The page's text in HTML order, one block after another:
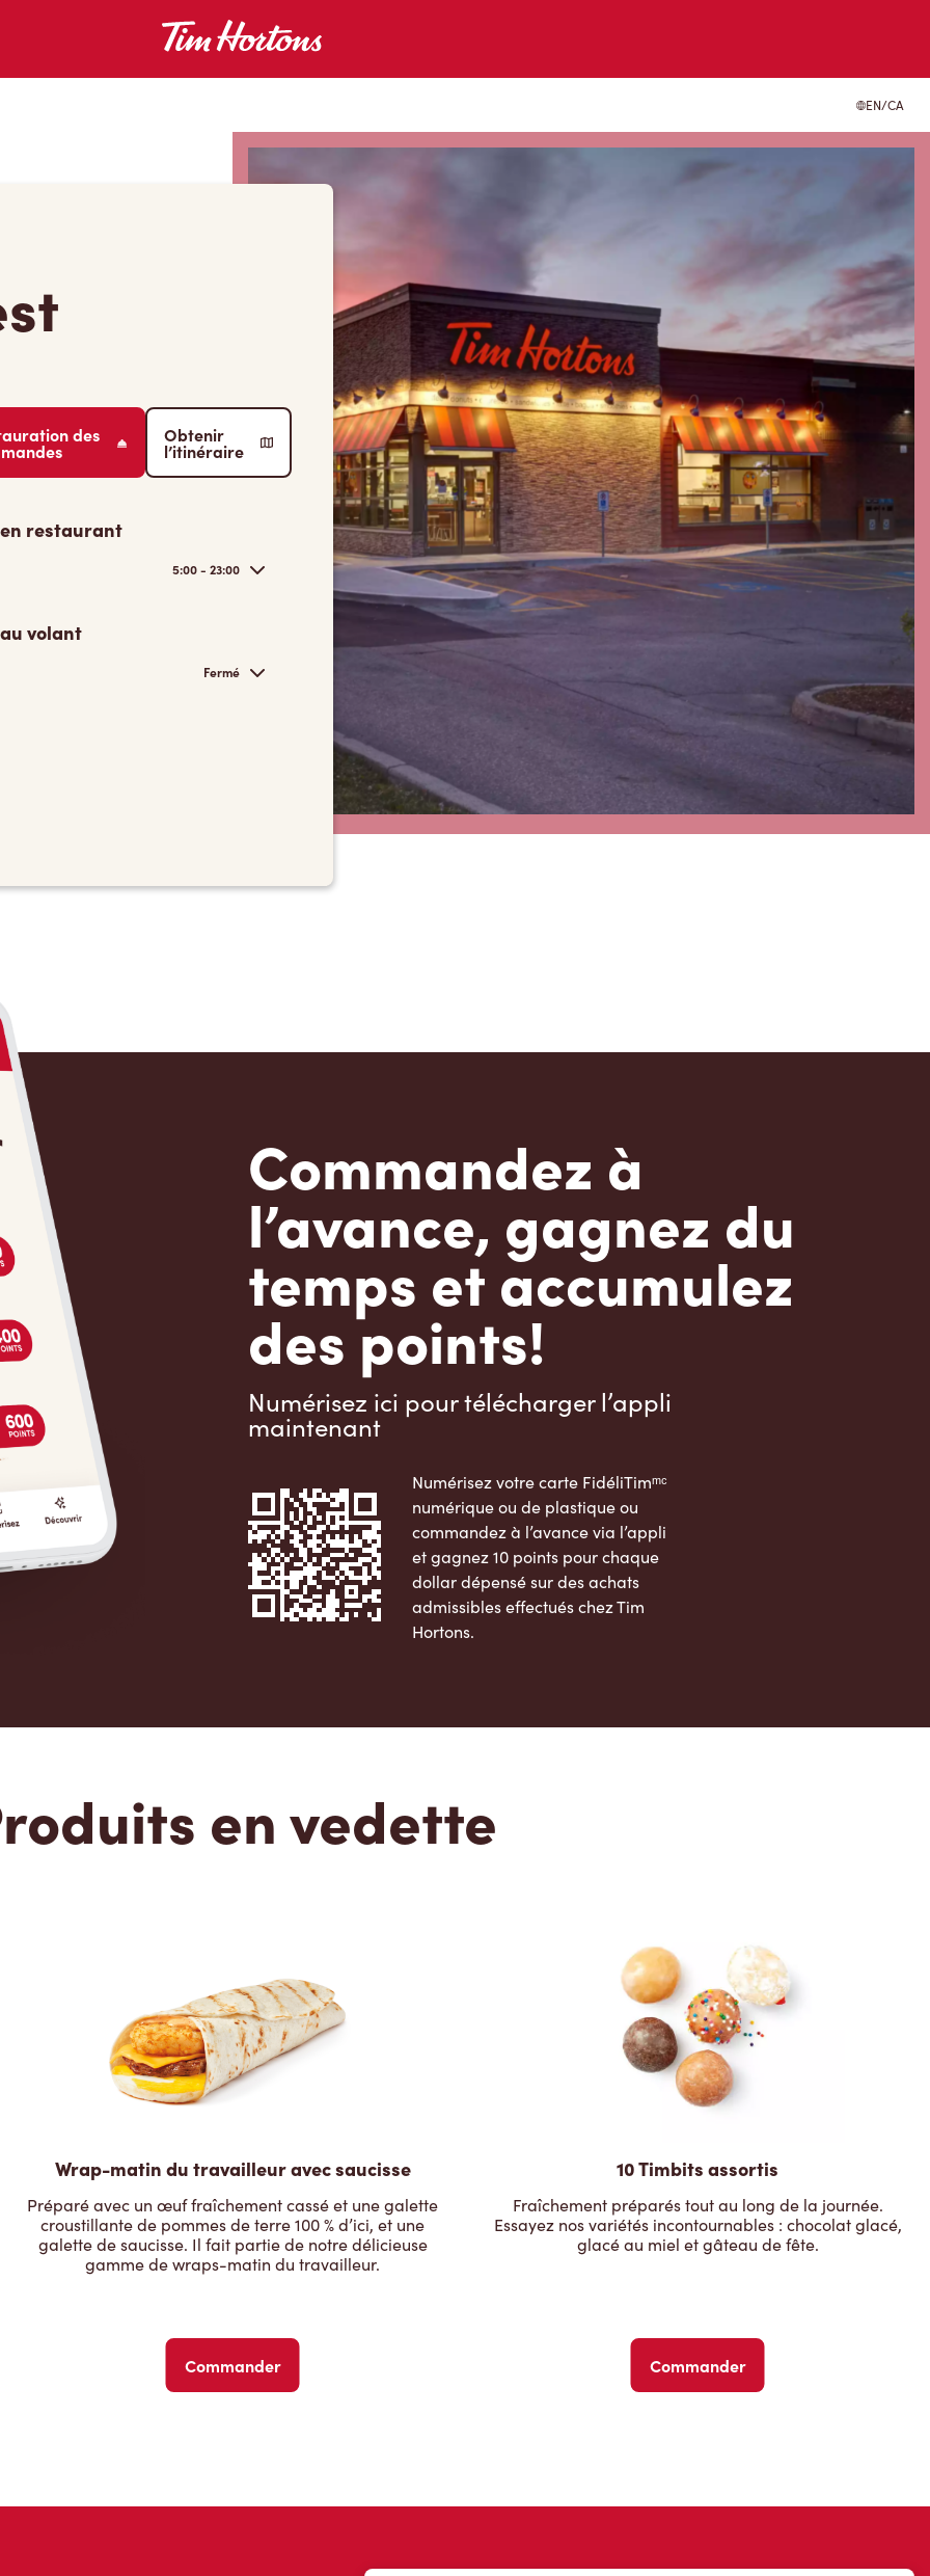
EN/CA
des Obtenir
l’itinéraire
restaurant
5:00 - 23:00
volant
Fermé
Commandez à
l’avance, gagnez du
temps et accumulez
des points!
Numérisez ici pour télécharger l’appli
maintenant
Numérisez votre carte FidéliTimᵐᶜ
numérique ou de plastique ou
commandez à l’avance via l’appli
et gagnez 10 points pour chaque
dollar dépensé sur des achats
admissibles effectués chez Tim
Hortons.
en vedette
Wrap-matin du travailleur avec saucisse
Préparé avec un œuf fraîchement cassé et une galette
croustillante de pommes de terre 100 % d’ici, et une
galette de saucisse. Il fait partie de notre délicieuse
gamme de wraps-matin du travailleur.
Commander
10 Timbits assortis
Fraîchement préparés tout au long de la journée.
Essayez nos variétés incontournables : chocolat glacé,
glacé au miel et gâteau de fête.
Commander